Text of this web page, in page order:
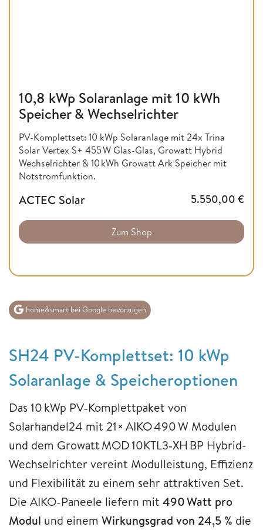
10,8 kWp Solaranlage mit 10 kWh
Speicher & Wechselrichter
PV-Komplettset: 10 kWp Solaranlage mit 24x Trina
Solar Vertex S+ 455 W Glas-Glas, Growatt Hybrid
Wechselrichter & 10 kWh Growatt Ark Speicher mit
Notstromfunktion.
ACTEC Solar 5.550,00 €
Zum Shop
home&smart bei Google bevorzugen
SH24 PV-Komplettset: 10 kWp
Solaranlage & Speicheroptionen
Das 10 kWp PV‑Komplettpaket von
Solarhandel24 mit 21× AIKO 490 W Modulen
und dem Growatt MOD 10KTL3‑XH BP Hybrid-
Wechselrichter vereint Modulleistung, Effizienz
und Flexibilität zu einem sehr attraktiven Set.
Die AIKO-Paneele liefern mit 490 Watt pro
Modul und einem Wirkungsgrad von 24,5 % die